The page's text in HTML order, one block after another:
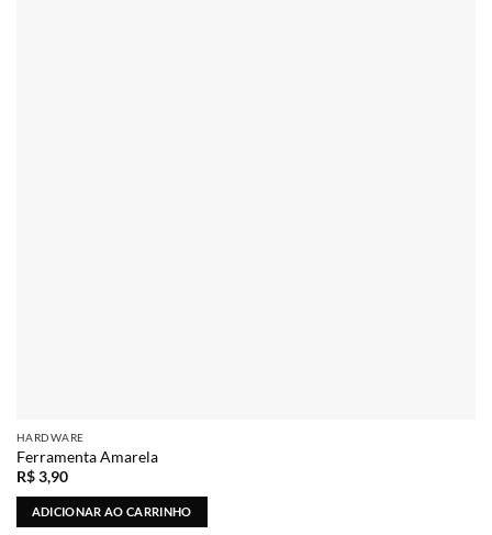
HARDWARE
Ferramenta Amarela
R$3,90
ADICIONAR AO CARRINHO